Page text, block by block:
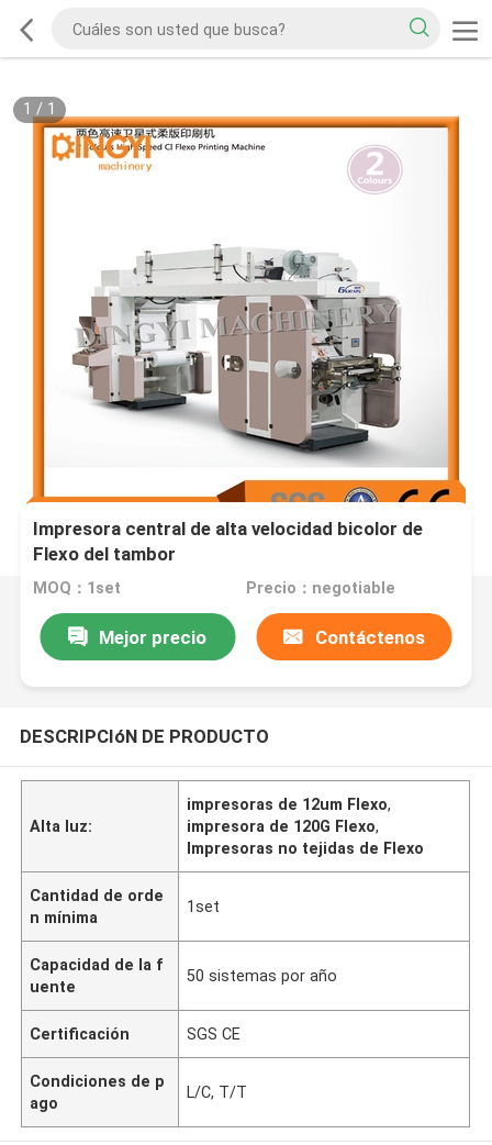
1 / 1
Impresora central de alta velocidad bicolor de
Flexo del tambor
MOQ：1set Precio：negotiable
Mejor precio Contáctenos
DESCRIPCIóN DE PRODUCTO
Alta luz:
impresoras de 12um Flexo,
impresora de 120G Flexo,
Impresoras no tejidas de Flexo
Cantidad de orde
n mínima
1set
Capacidad de la f
uente
50 sistemas por año
Certificación SGS CE
Condiciones de p
ago
L/C, T/T